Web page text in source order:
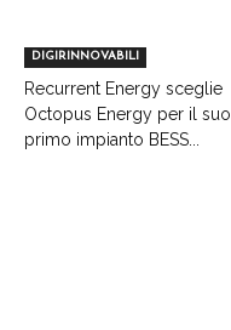
DIGIRINNOVABILI
Recurrent Energy sceglie
Octopus Energy per il suo
primo impianto BESS...